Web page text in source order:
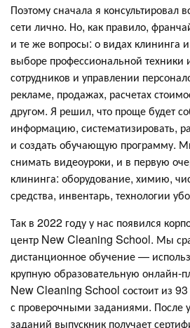
Поэтому сначала я консультировал
сети лично. Но, как правило,
и те же вопросы: о видах клининга
выборе профессиональной
сотрудников и управлении
рекламе, продажах, расчетах
другом. Я решил, что проще будет
информацию, систематизировать,
и создать обучающую программу.
снимать видеоуроки, и в первую
клининга: оборудование, химию,
средства, инвентарь, технологии
Так в 2022 году у нас появился
центр New Cleaning School. Мы
дистанционное обучение —
крупную образовательную
New Cleaning School состоит из 93
с проверочными заданиями. После
заданий выпускник получает